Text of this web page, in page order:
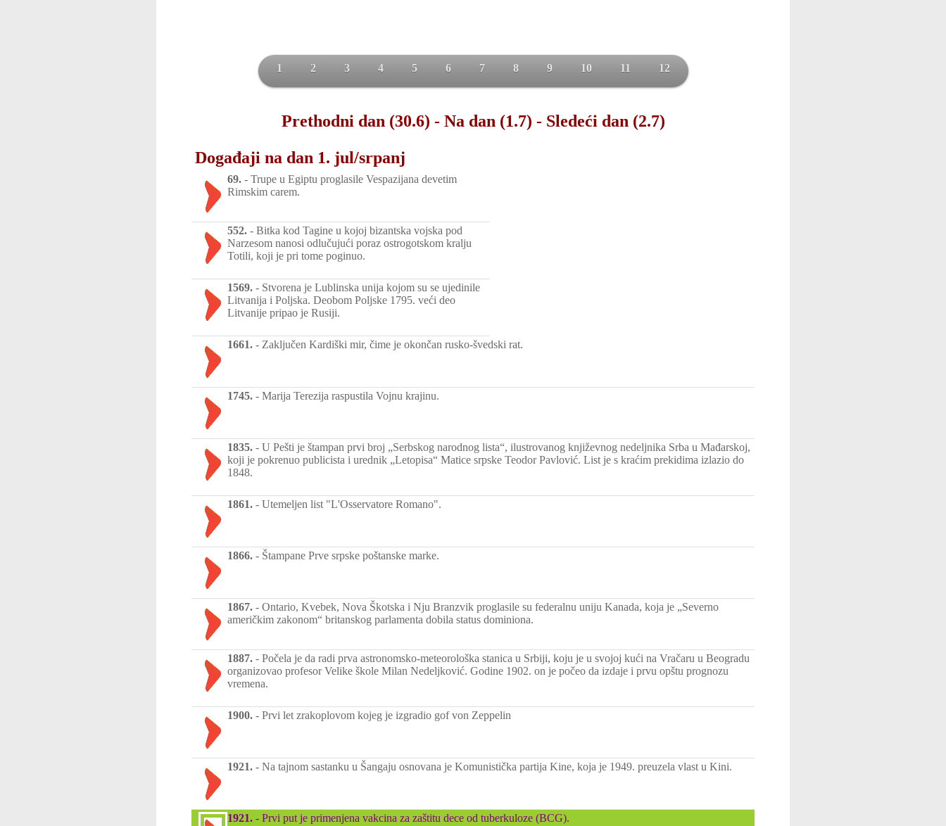
1 2 3 4 5 6 7 8 9 10 11 12
Prethodni dan (30.6) - Na dan (1.7) - Sledeći dan (2.7)
Događaji na dan 1. jul/srpanj
69. - Trupe u Egiptu proglasile Vespazijana devetim
Rimskim carem.
552. - Bitka kod Tagine u kojoj bizantska vojska pod
Narzesom nanosi odlučujući poraz ostrogotskom kralju
Totili, koji je pri tome poginuo.
1569. - Stvorena je Lublinska unija kojom su se ujedinile
Litvanija i Poljska. Deobom Poljske 1795. veći deo
Litvanije pripao je Rusiji.
1661. - Zaključen Kardiški mir, čime je okončan rusko-švedski rat.
1745. - Marija Terezija raspustila Vojnu krajinu.
1835. - U Pešti je štampan prvi broj „Serbskog narodnog lista“, ilustrovanog književnog nedeljnika Srba u Mađarskoj,
koji je pokrenuo publicista i urednik „Letopisa“ Matice srpske Teodor Pavlović. List je s kraćim prekidima izlazio do
1848.
1861. - Utemeljen list "L'Osservatore Romano".
1866. - Štampane Prve srpske poštanske marke.
1867. - Ontario, Kvebek, Nova Škotska i Nju Branzvik proglasile su federalnu uniju Kanada, koja je „Severno
američkim zakonom“ britanskog parlamenta dobila status dominiona.
1887. - Počela je da radi prva astronomsko-meteorološka stanica u Srbiji, koju je u svojoj kući na Vračaru u Beogradu
organizovao profesor Velike škole Milan Nedeljković. Godine 1902. on je počeo da izdaje i prvu opštu prognozu
vremena.
1900. - Prvi let zrakoplovom kojeg je izgradio gof von Zeppelin
1921. - Na tajnom sastanku u Šangaju osnovana je Komunistička partija Kine, koja je 1949. preuzela vlast u Kini.
1921. - Prvi put je primenjena vakcina za zaštitu dece od tuberkuloze (BCG).